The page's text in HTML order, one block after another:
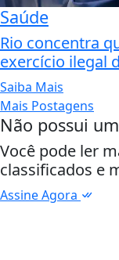
Saúde
Rio concentra
exercício ilegal
Saiba Mais
Mais Postagens
Não possui
Você pode ler
classificados e
Assine Agora